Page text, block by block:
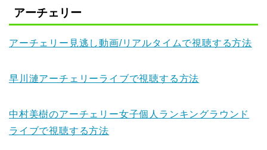
アーチェリー
アーチェリー見逃し動画/リアルタイムで視聴する方法
早川漣アーチェリーライブで視聴する方法
中村美樹のアーチェリー女子個人ランキングラウンド
ライブで視聴する方法